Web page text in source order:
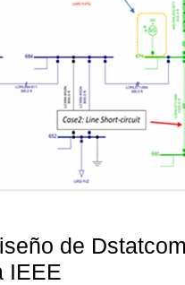
de
IEEE